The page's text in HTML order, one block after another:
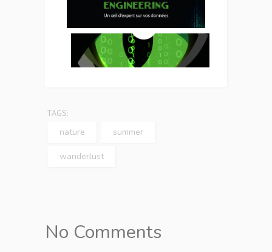
TAGS:
nature summer
wanderlust
No Comments